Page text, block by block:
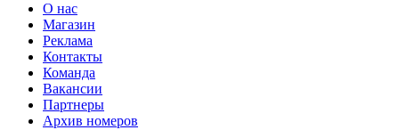
О нас
Магазин
Реклама
Контакты
Команда
Вакансии
Партнеры
Архив номеров